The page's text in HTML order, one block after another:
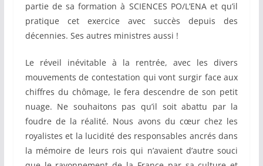
partie de sa formation à SCIENCES PO/L’ENA et qu’il
pratique cet exercice avec succès depuis des
décennies. Ses autres ministres aussi !
Le réveil inévitable à la rentrée, avec les divers
mouvements de contestation qui vont surgir face aux
chiffres du chômage, le fera descendre de son petit
nuage. Ne souhaitons pas qu’il soit abattu par la
foudre de la réalité. Nous avons du cœur chez les
royalistes et la lucidité des responsables ancrés dans
la mémoire de leurs rois qui n’avaient d’autre souci